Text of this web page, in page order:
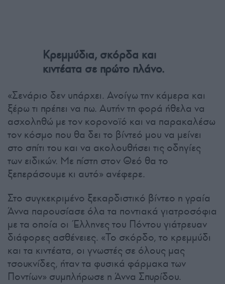
Κρεμμύδια, σκόρδα και
κιντέατα σε πρώτο πλάνο.
«Σενάριο δεν υπάρχει. Ανοίγω την κάμερα και
ξέρω τι πρέπει να πω. Αυτήν τη φορά ήθελα να
ασχοληθώ με τον κορονοϊό και να παρακαλέσω
τον κόσμο που θα δει το βίντεό μου να μείνει
στο σπίτι του και να ακολουθήσει τις οδηγίες
των ειδικών. Με πίστη στον Θεό θα το
ξεπεράσουμε κι αυτό» ανέφερε.
Στο συγκεκριμένο ξεκαρδιστικό βίντεο η γραία
Άννα παρουσίασε όλα τα ποντιακά γιατροσόφια
με τα οποία οι Έλληνες του Πόντου γιάτρευαν
διάφορες ασθένειες. «Το σκόρδο, το κρεμμύδι
και τα κιντέατα, οι γνωστές σε όλους μας
τσουκνίδες, ήταν τα φυσικά φάρμακα των
Ποντίων» συμπλήρωσε η Άννα Σπυρίδου.